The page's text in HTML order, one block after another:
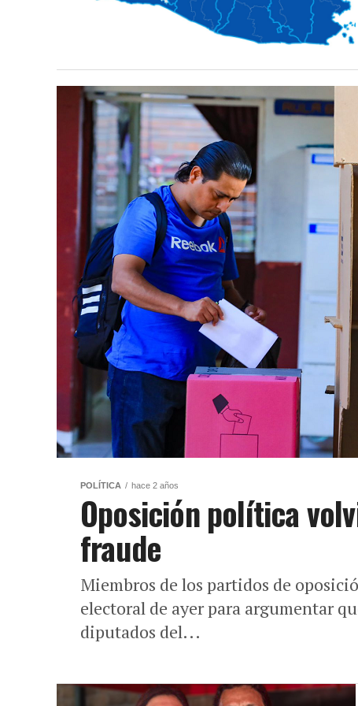
POLÍTICA hace 2 años
Oposición política
fraude
Miembros de los partidos de
electoral de ayer para argumentar
diputados del...